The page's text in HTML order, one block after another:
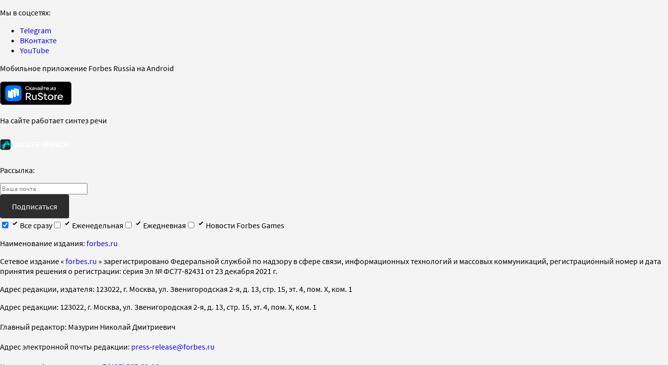
Мы в соцсетях:
Telegram
ВКонтакте
YouTube
Мобильное приложение Forbes Russia на Android
На сайте работает синтез речи
Рассылка:
Подписаться
Все сразу
Еженедельная Ежедневная
Новости Forbes Games
Наименование издания: forbes.ru
Cетевое издание « forbes.ru » зарегистрировано Федеральной службой по надзору в сфере связи, информационных технологий и массовых коммуникаций, регистрационный номер и дата
принятия решения о регистрации: серия Эл № ФС77-82431 от 23 декабря 2021 г.
Адрес редакции, издателя: 123022, г. Москва, ул. Звенигородская 2-я, д. 13, стр. 15, эт. 4, пом. X, ком. 1
Адрес редакции: 123022, г. Москва, ул. Звенигородская 2-я, д. 13, стр. 15, эт. 4, пом. X, ком. 1
Главный редактор: Мазурин Николай Дмитриевич
Адрес электронной почты редакции: press-release@forbes.ru